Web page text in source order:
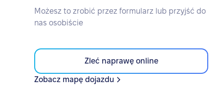
Możesz to zrobić przez formularz lub przyjść do
nas osobiście
Zleć naprawę online
Zobacz mapę dojazdu